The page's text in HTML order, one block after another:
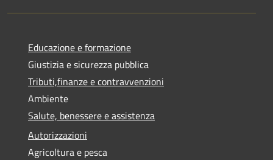
Educazione e formazione
Giustizia e sicurezza pubblica
Tributi,finanze e contravvenzioni
Ambiente
Salute, benessere e assistenza
Autorizzazioni
Agricoltura e pesca